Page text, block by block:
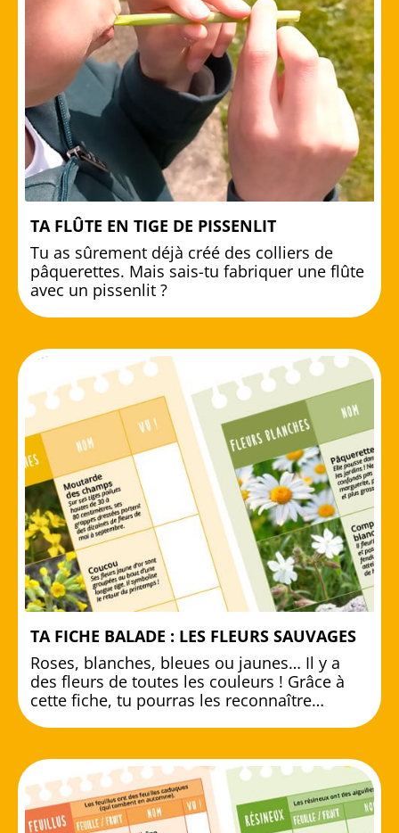
TA FLÛTE EN TIGE DE PISSENLIT
Tu as sûrement déjà créé des colliers de
pâquerettes. Mais sais-tu fabriquer une flûte
avec un pissenlit ?
TA FICHE BALADE : LES FLEURS SAUVAGES
Roses, blanches, bleues ou jaunes… Il y a
des fleurs de toutes les couleurs ! Grâce à
cette fiche, tu pourras les reconnaître…